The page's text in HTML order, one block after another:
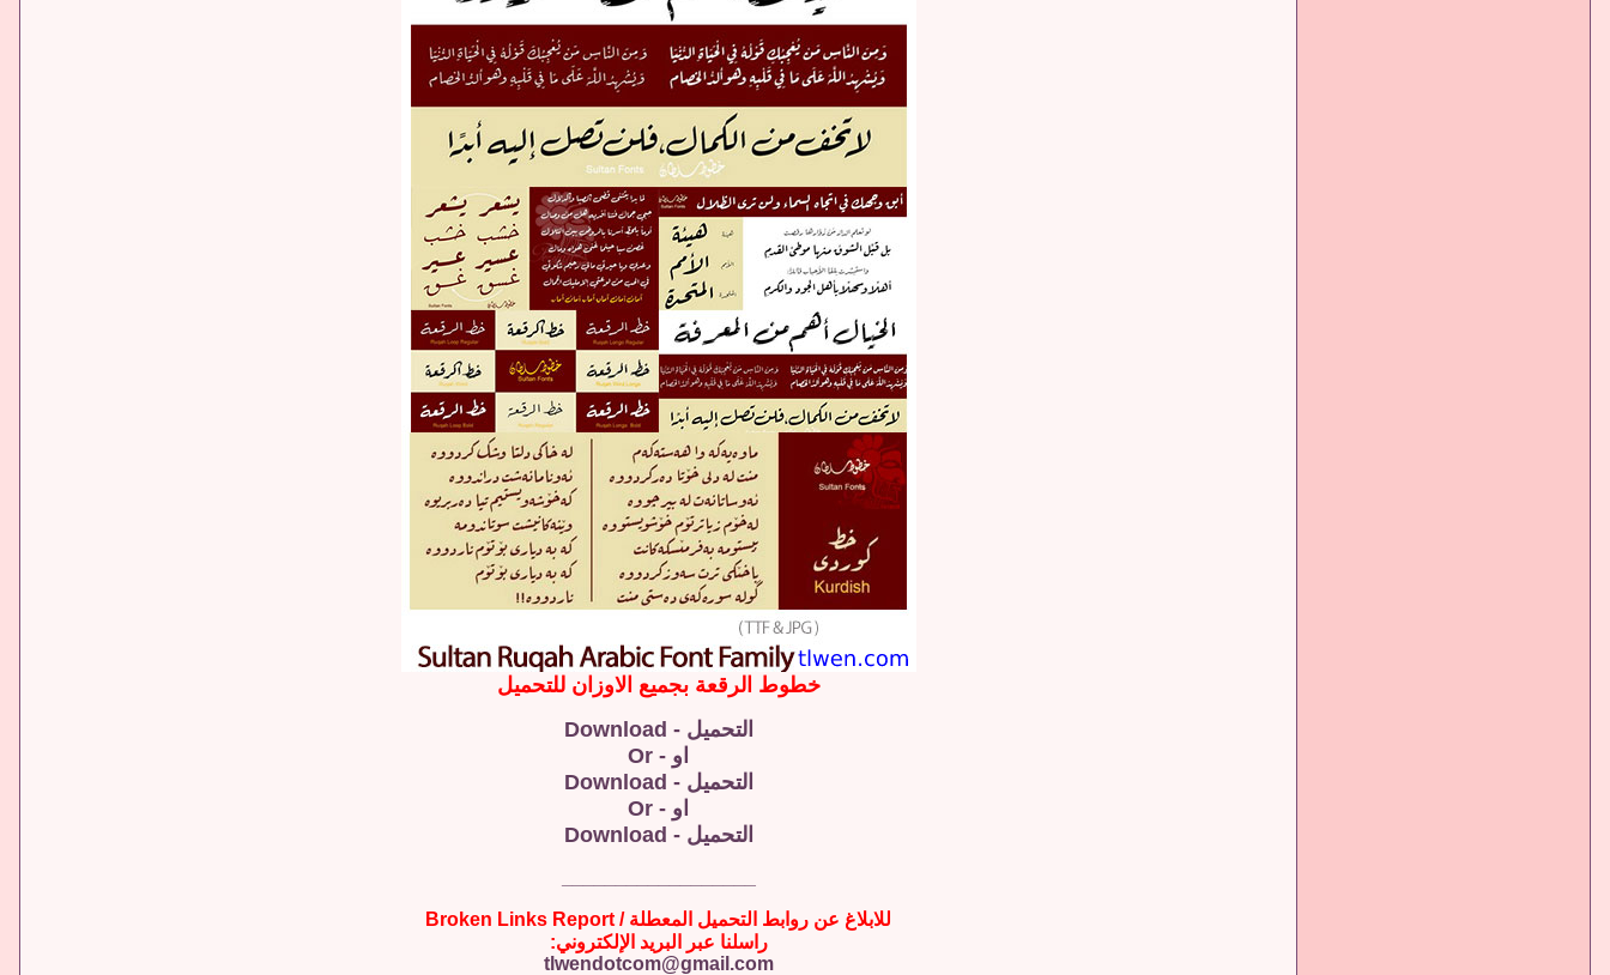
خطوط الرقعة بجميع الاوزان للتحميل
التحميل - Download
او - Or
التحميل - Download
او - Or
التحميل - Download
للابلاغ عن روابط التحميل المعطلة / Broken Links Report
راسلنا عبر البريد الإلكتروني:
tlwendotcom@gmail.com